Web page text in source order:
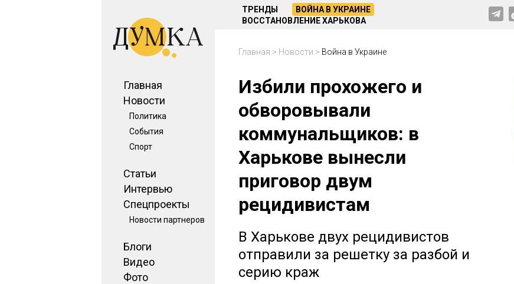
Главная
Новости
Политика
События
Спорт
Статьи
Интервью
Спецпроекты
Новости партнеров
Блоги
Видео
Фото
ТРЕНДЫ
ВОЙНА В УКРАИНЕ
ВОССТАНОВЛЕНИЕ ХАРЬКОВА
Главная > Новости > Война в Украине
Избили прохожего и
обворовывали
коммунальщиков: в
Харькове вынесли
приговор двум
рецидивистам
В Харькове двух рецидивистов
отправили за решетку за разбой и
серию краж